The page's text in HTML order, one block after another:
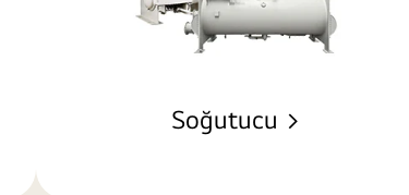
Soğutucu >